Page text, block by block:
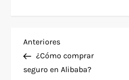
N
a
Entrada
anterior
Anteriores
¿Cómo comprar
seguro en Alibaba?